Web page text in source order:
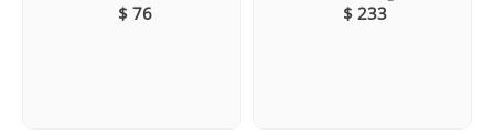
$ 76 $ 233